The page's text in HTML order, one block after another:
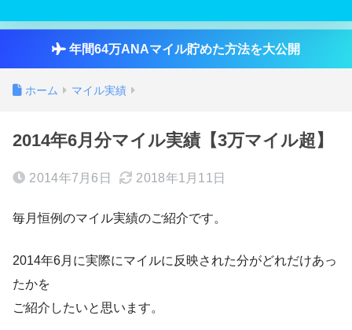
年間64万ANAマイル貯めた方法を大公開
ホーム マイル実績
2014年6月分マイル実績【3万マイル超】
2014年7月6日 2018年1月11日
毎月恒例のマイル実績のご紹介です。
2014年6月に実際にマイルに反映された分がどれだけあっ
たかを
ご紹介したいと思います。